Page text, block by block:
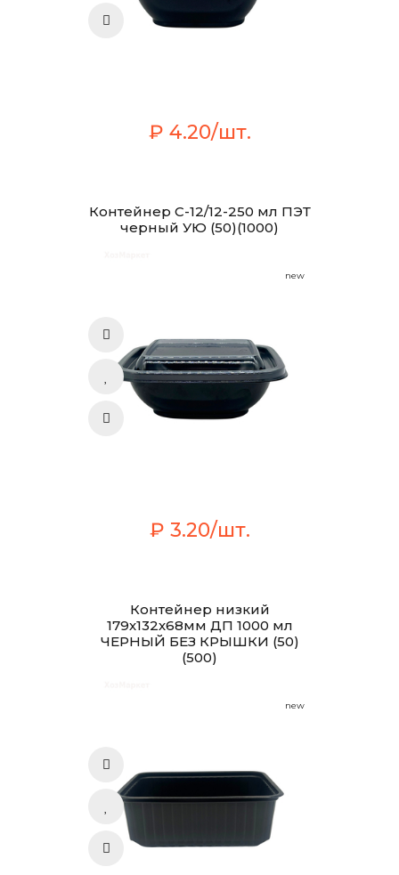
₽ 4.20/шт.
Контейнер С-12/12-250 мл ПЭТ
черный УЮ (50)(1000)
new
₽ 3.20/шт.
Контейнер низкий
179х132х68мм ДП 1000 мл
ЧЕРНЫЙ БЕЗ КРЫШКИ (50)
(500)
new